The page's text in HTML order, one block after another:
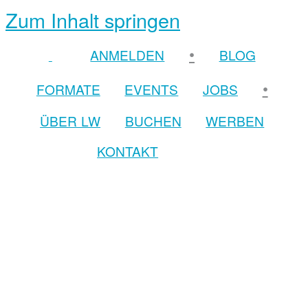
Zum Inhalt springen
ANMELDEN •
BLOG
FORMATE
EVENTS JOBS •
ÜBER LW BUCHEN
WERBEN
KONTAKT